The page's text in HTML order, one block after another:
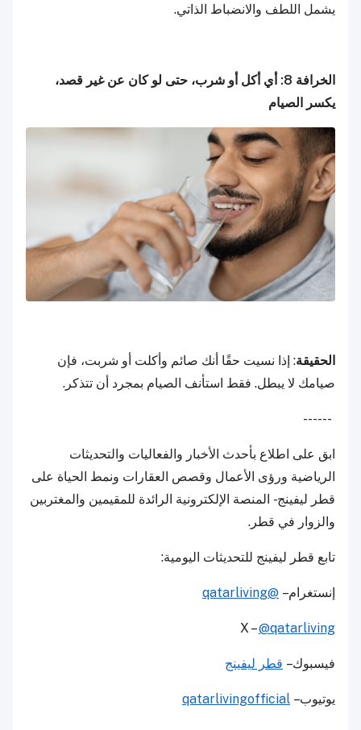
يشمل اللطف والانضباط الذاتي.
الخرافة 8: أي أكل أو شرب، حتى لو كان عن غير قصد،
يكسر الصيام
الحقيقة: إذا نسيت حقًا أنك صائم وأكلت أو شربت، فإن
صيامك لا يبطل. فقط استأنف الصيام بمجرد أن تتذكر.
------
ابق على اطلاع بأحدث الأخبار والفعاليات والتحديثات
الرياضية ورؤى الأعمال وقصص العقارات ونمط الحياة على
قطر ليفينج - المنصة الإلكترونية الرائدة للمقيمين والمغتربين
والزوار في قطر.
تابع قطر ليفينج للتحديثات اليومية:
إنستغرام – @qatarliving
X –@qatarliving
فيسبوك – قطر ليفينج
يوتيوب – qatarlivingofficial